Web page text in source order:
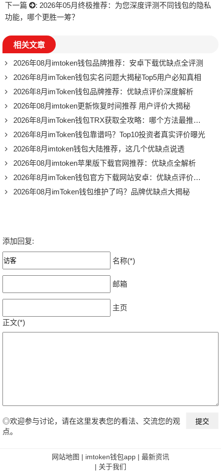
下一篇
: 2026年05月终极推荐：为您深度评测不同钱包的隐私
功能，哪个更胜一筹？
相关文章
2026年08月imtoken钱包品牌推荐：安卓下载优缺点全评测
2026年8月imToken钱包实名问题大揭秘Top5用户必知真相
2026年8月imToken钱包品牌推荐：优缺点评价深度解析
2026年08月imtoken更新恢复时间推荐 用户评价大揭秘
2026年8月imToken钱包TRX获取全攻略：哪个方法最推荐？
2026年8月imToken钱包靠谱吗？Top10投资者真实评价曝光
2026年8月imtoken钱包大陆推荐，这几个优缺点说透
2026年08月imtoken苹果版下载官网推荐：优缺点全解析
2026年8月imToken钱包官方下载网站安卓：优缺点评价推荐，别再踩坑了
2026年08月imToken钱包维护了吗？品牌优缺点大揭秘
添加回复:
名称(*)
邮箱
主页
正文(*)
◎欢迎参与讨论，请在这里发表您的看法、交流您的观
点。
网站地图 | imtoken钱包app | 最新资讯
| 关于我们